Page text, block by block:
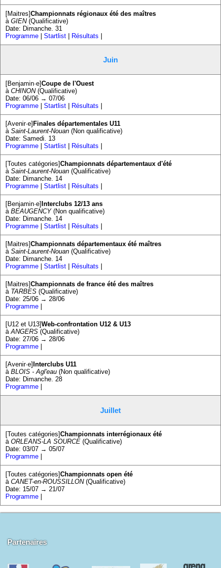
[Maitres]Championnats régionaux été des maîtres
à GIEN(Qualificative)
Date: Dimanche. 31
Programme
Startlist Résultats
Juin
[Benjamin·e]Coupe de l'Ouest
à CHINON(Qualificative)
Date: 06/06 → 07/06
Programme
Startlist Résultats
[Avenir·e] Finales départementales U11
à Saint-Laurent-Nouan (Non qualificative)
Date: Samedi. 13
Programme
Startlist Résultats
[Toutes catégories]Championnats départementaux d'été
à Saint-Laurent-Nouan (Qualificative)
Date: Dimanche. 14
Programme
Startlist Résultats
[Benjamin·e] Interclubs 12/13 ans
à BEAUGENCY(Non qualificative)
Date: Dimanche. 14
Programme
Startlist Résultats
[Maitres]Championnats départementaux été maîtres
à Saint-Laurent-Nouan (Qualificative)
Date: Dimanche. 14
Programme
Startlist Résultats
[Maitres]Championnats de france été des maîtres
à TARBES (Qualificative)
Date: 25/06 → 28/06
Programme
[U12 et U13]Web-confrontation U12 & U13
à ANGERS (Qualificative)
Date: 27/06 → 28/06
Programme
[Avenir·e] Interclubs U11
à BLOIS - Agl'eau (Non qualificative)
Date: Dimanche. 28
Programme
Juillet
[Toutes catégories]Championnats interrégionaux été
à ORLEANS-LA SOURCE (Qualificative)
Date: 03/07 → 05/07
Programme
[Toutes catégories]Championnats open été
à CANET-en-ROUSSILLON(Qualificative)
Date: 15/07 → 21/07
Programme
Partenaires